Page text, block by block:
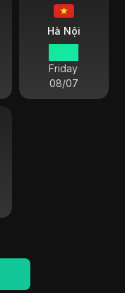
Hà Nội
Friday
08/07